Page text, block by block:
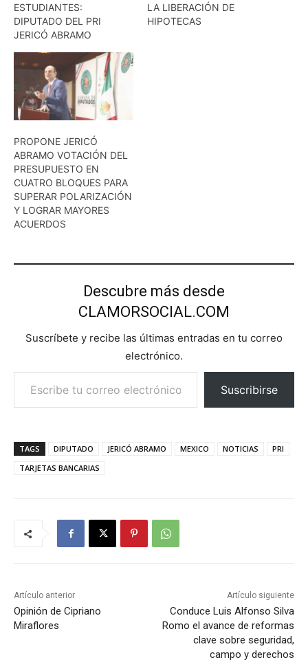
ESTUDIANTES:
DIPUTADO DEL PRI
JERICÓ ABRAMO
LA LIBERACIÓN DE
HIPOTECAS
PROPONE JERICÓ
ABRAMO VOTACIÓN DEL
PRESUPUESTO EN
CUATRO BLOQUES PARA
SUPERAR POLARIZACIÓN
Y LOGRAR MAYORES
ACUERDOS
Descubre más desde
CLAMORSOCIAL.COM
Suscríbete y recibe las últimas entradas en tu correo
electrónico.
Escribe tu correo electrónico…
Suscribirse
TAGS DIPUTADO JERICÓ ABRAMO MEXICO NOTICIAS
PRI
TARJETAS BANCARIAS
Artículo anterior
Opinión de Cipriano
Miraflores
Artículo siguiente
Conduce Luis Alfonso Silva
Romo el avance de reformas
clave sobre seguridad,
campo y derechos